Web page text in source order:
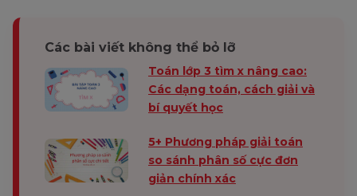
Các bài viết không thể bỏ lỡ
Toán lớp 3 tìm x nâng cao:
Các dạng toán, cách giải và
bí quyết học
5+ Phương pháp giải toán
so sánh phân số cực đơn
giản chính xác